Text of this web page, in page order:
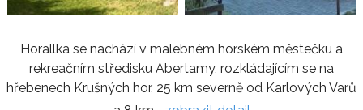
Horallka se nachází v malebném horském městečku a
rekreačním středisku Abertamy, rozkládajícím se na
hřebenech Krušných hor, 25 km severně od Karlových Varů